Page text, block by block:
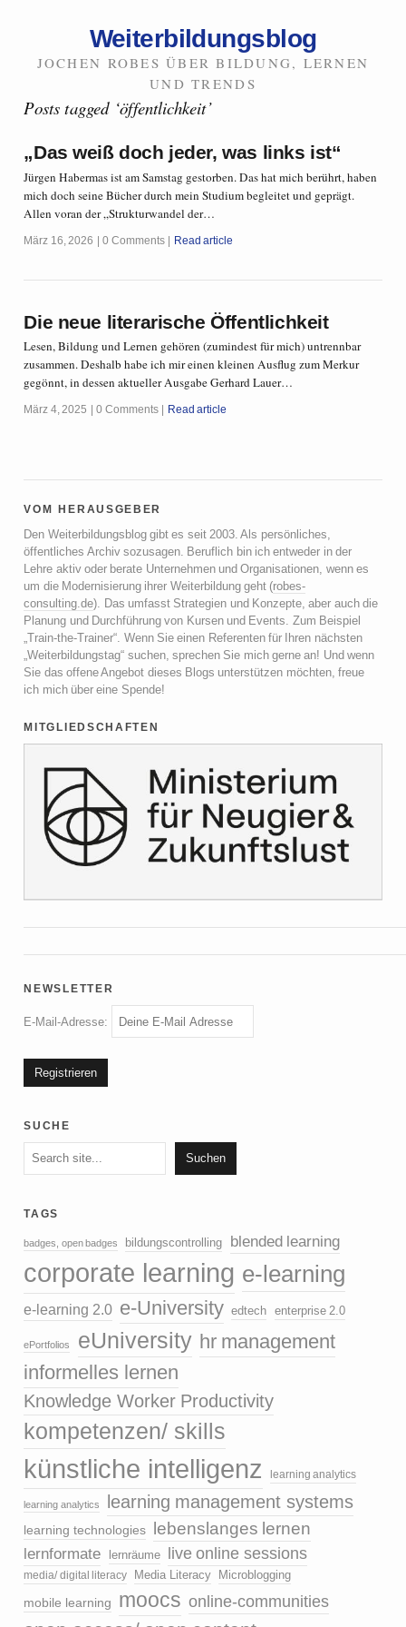
Weiterbildungsblog
JOCHEN ROBES ÜBER BILDUNG, LERNEN
UND TRENDS
Posts tagged ‘öffentlichkeit’
„Das weiß doch jeder, was links ist“
Jürgen Habermas ist am Samstag gestorben. Das hat mich berührt, haben
mich doch seine Bücher durch mein Studium begleitet und geprägt.
Allen voran der „Strukturwandel der…
März 16, 2026 0 Comments Read article
Die neue literarische Öffentlichkeit
Lesen, Bildung und Lernen gehören (zumindest für mich) untrennbar
zusammen. Deshalb habe ich mir einen kleinen Ausflug zum Merkur
gegönnt, in dessen aktueller Ausgabe Gerhard Lauer…
März 4, 2025 0 Comments Read article
vom herausgeber
Den Weiterbildungsblog gibt es seit 2003. Als persönliches,
öffentliches Archiv sozusagen. Beruflich bin ich entweder in der
Lehre aktiv oder berate Unternehmen und Organisationen, wenn es
um die Modernisierung ihrer Weiterbildung geht (robes-
consulting.de). Das umfasst Strategien und Konzepte, aber auch die
Planung und Durchführung von Kursen und Events. Zum Beispiel
„Train-the-Trainer“. Wenn Sie einen Referenten für Ihren nächsten
„Weiterbildungstag“ suchen, sprechen Sie mich gerne an! Und wenn
Sie das offene Angebot dieses Blogs unterstützen möchten, freue
ich mich über eine Spende!
mitgliedschaften
newsletter
E-Mail-Adresse:
suche
Suchen
tags
badges, open badges bildungscontrolling blended learning
corporate learning e-learning
e-learning 2.0 e-University edtech enterprise 2.0
ePortfolios eUniversity hr management
informelles lernen
Knowledge Worker Productivity
kompetenzen/ skills
künstliche intelligenz learning analytics
learning analytics learning management systems
learning technologies lebenslanges lernen
lernformate lernräume live online sessions
media/ digital literacy Media Literacy Microblogging
mobile learning moocs online-communities